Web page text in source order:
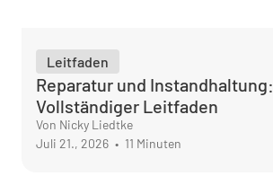
Leitfaden
Reparatur und Instandhaltung:
Vollständiger Leitfaden
Von Nicky Liedtke
Juli 21., 2026 • 11 Minuten